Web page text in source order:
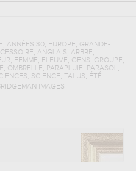
, ANNÉES 30, EUROPE, GRANDE-
, ANGLAIS, ARBRE,
, FEMME, FLEUVE, GENS, GROUPE,
, OMBRELLE, PARAPLUIE, PARASOL,
SCIENCE, TALUS, ÉTÉ
IMAGES